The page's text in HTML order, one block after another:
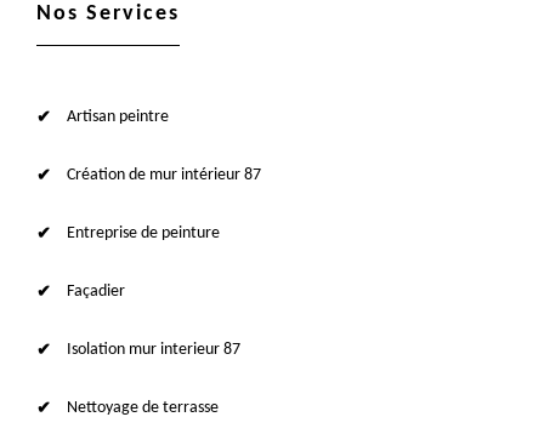
Nos Services
Artisan peintre
Création de mur intérieur 87
Entreprise de peinture
Façadier
Isolation mur interieur 87
Nettoyage de terrasse